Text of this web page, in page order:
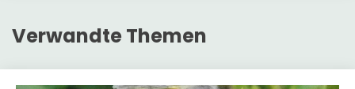
Verwandte Themen